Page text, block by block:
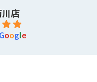
店
Google